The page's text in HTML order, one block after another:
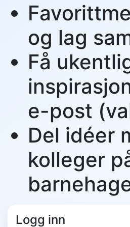
og lag
Få
e-post
Del idéer
kolleger
Logg inn